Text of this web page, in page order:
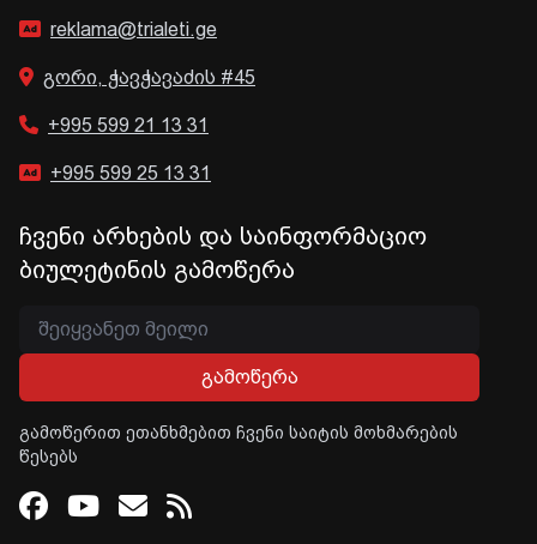
reklama@trialeti.ge
გორი, ჭავჭავაძის #45
+995 599 21 13 31
+995 599 25 13 31
ჩვენი არხების და საინფორმაციო
ბიულეტინის გამოწერა
გამოწერა
გამოწერით ეთანხმებით ჩვენი საიტის მოხმარების
წესებს
Facebook
Youtube
Email
RSS